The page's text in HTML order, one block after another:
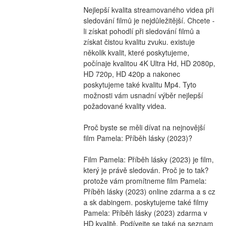
Nejlepší kvalita streamovaného videa při
sledování filmů je nejdůležitější. Chcete -
li získat pohodlí při sledování filmů a
získat čistou kvalitu zvuku. existuje
několik kvalit, které poskytujeme,
počínaje kvalitou 4K Ultra Hd, HD 2080p,
HD 720p, HD 420p a nakonec
poskytujeme také kvalitu Mp4. Tyto
možnosti vám usnadní výběr nejlepší
požadované kvality videa.
Proč byste se měli dívat na nejnovější
film Pamela: Příběh lásky (2023)?
Film Pamela: Příběh lásky (2023) je film,
který je právě sledován. Proč je to tak?
protože vám promítneme film Pamela:
Příběh lásky (2023) online zdarma a s cz
a sk dabingem. poskytujeme také filmy
Pamela: Příběh lásky (2023) zdarma v
HD kvalitě. Podívejte se také na seznam